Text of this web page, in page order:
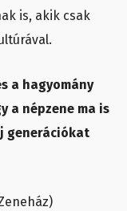
is, akik csak
a hagyomány
a népzene ma is
generációkat
Zeneház)